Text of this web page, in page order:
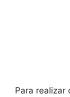
Para realizar